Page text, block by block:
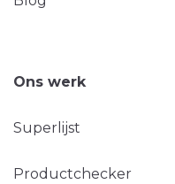
Ons werk
Superlijst
Productchecker